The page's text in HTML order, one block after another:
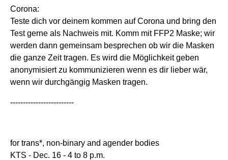
Corona:
Teste dich vor deinem kommen auf Corona und bring den
Test gerne als Nachweis mit. Komm mit FFP2 Maske; wir
werden dann gemeinsam besprechen ob wir die Masken
die ganze Zeit tragen. Es wird die Möglichkeit geben
anonymisiert zu kommunizieren wenn es dir lieber wär,
wenn wir durchgängig Masken tragen.
-------------------------
for trans*, non-binary and agender bodies
KTS - Dec. 16 - 4 to 8 p.m.